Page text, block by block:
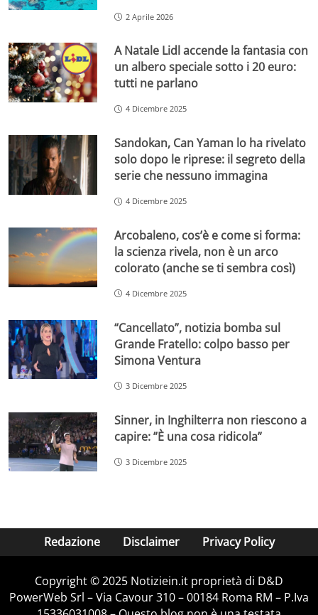
2 Aprile 2026
A Natale Lidl accende la fantasia con
un albero speciale sotto i 20 euro:
tutti ne parlano
4 Dicembre 2025
Sandokan, Can Yaman lo ha rivelato
solo dopo le riprese: il segreto della
serie che nessuno immagina
4 Dicembre 2025
Arcobaleno, cos’è e come si forma:
la scienza rivela, non è un arco
colorato (anche se ti sembra così)
4 Dicembre 2025
“Cancellato”, notizia bomba sul
Grande Fratello: colpo basso per
Simona Ventura
3 Dicembre 2025
Sinner, in Inghilterra non riescono a
capire: ”È una cosa ridicola”
3 Dicembre 2025
Redazione Disclaimer Privacy Policy
Copyright © 2025 Notiziein.it proprietà di D&D
PowerWeb Srl – Via Cavour 310 – 00184 Roma RM – P.Iva